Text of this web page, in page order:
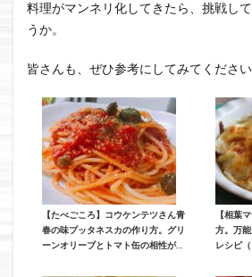
料理がマンネリ化してきたら、挑戦し
うか。
皆さんも、ぜひ参考にしてみてください
【たべごころ】コウケンテツさん青
春の味プッタネスカの作り方。グリ
ーンオリーブとトマト缶の相性が抜
【相葉
方。万
レシピ